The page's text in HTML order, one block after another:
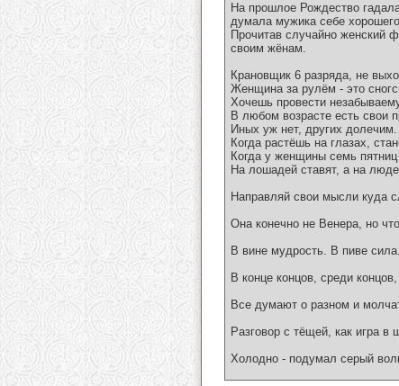
На прошлое Рождество
думала мужика себе
Прочитав случайно женский
своим жёнам.
Крановщик 6 разряда, не
Женщина за рулём - это
Хочешь провести
В любом возрасте есть свои
Иных уж нет, других долечим.
Когда растёшь на глазах,
Когда у женщины семь
На лошадей ставят, а на
Направляй свои мысли куда
Она конечно не Венера, но
В вине мудрость. В пиве
В конце концов, среди
Все думают о разном и
Разговор с тёщей, как игра в
Холодно - подумал серый